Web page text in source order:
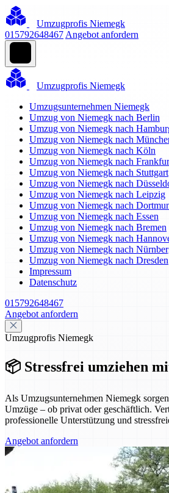
Umzugprofis Niemegk
015792648467 Angebot anfordern
Umzugprofis Niemegk
Umzugsunternehmen Niemegk
Umzug von Niemegk nach Berlin
Umzug von Niemegk nach
Umzug von Niemegk nach
Umzug von Niemegk nach Köln
Umzug von Niemegk nach
Umzug von Niemegk nach Stuttgart
Umzug von Niemegk nach
Umzug von Niemegk nach Leipzig
Umzug von Niemegk nach
Umzug von Niemegk nach Essen
Umzug von Niemegk nach Bremen
Umzug von Niemegk nach
Umzug von Niemegk nach
Umzug von Niemegk nach Dresden
Impressum
Datenschutz
015792648467
Angebot anfordern
Umzugprofis Niemegk
📦 Stressfrei umziehen
Als Umzugsunternehmen Niemegk
Umzüge – ob privat oder geschäftlich.
professionelle Unterstützung und
Angebot anfordern